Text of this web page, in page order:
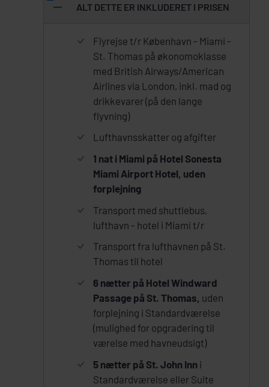
ALT DETTE ER INKLUDERET I PRISEN
Flyrejse t/r København - Miami -
St. Thomas på økonomoklasse
med British Airways/American
Airlines via London, inkl. mad og
drikkevarer (på den lange
flyvning)
Lufthavnsskatter og afgifter
1 nat i Miami på Hotel Sonesta
Miami Airport Hotel, uden
forplejning
Transport med shuttlebus,
lufthavn - hotel i Miami t/r
Transport fra lufthavnen på St.
Thomas til hotel
6 nætter på Hotel Windward
Passage på St. Thomas, uden
forplejning i Standardværelse
(mulighed for opgradering til
værelse med havneudsigt)
5 nætter på St. John Inn i
Standardværelse eller Suite